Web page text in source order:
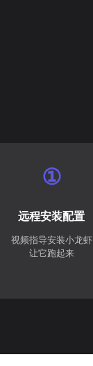
①
远程安装配置
视频指导安装小龙虾
让它跑起来